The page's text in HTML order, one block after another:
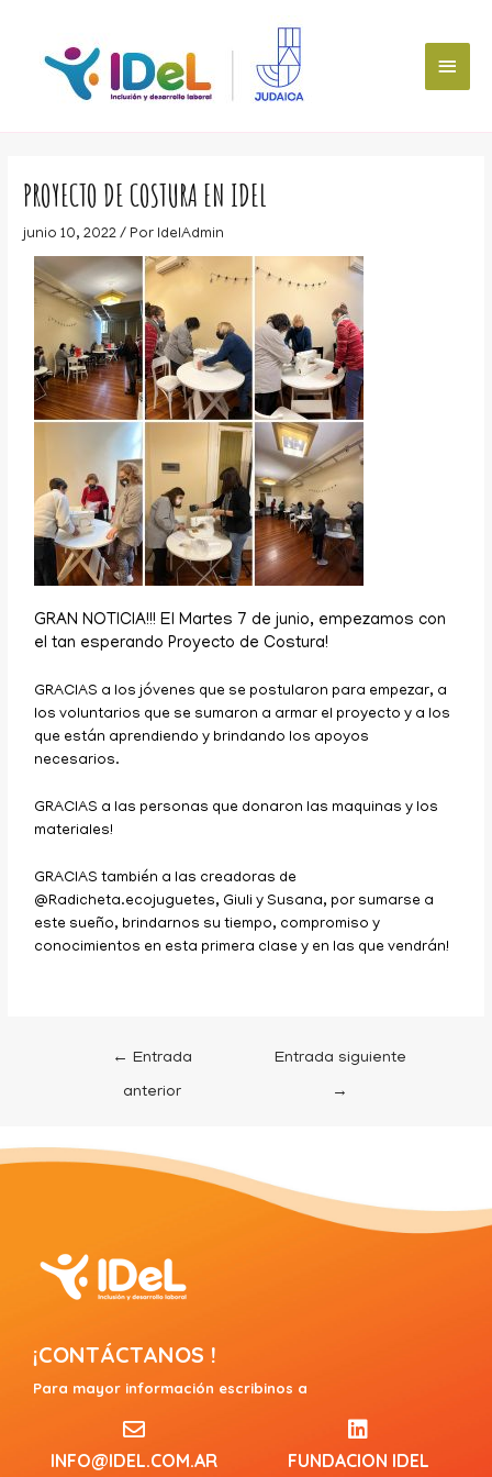
PROYECTO DE COSTURA EN IDEL
junio 10, 2022/ Por IdelAdmin
GRAN NOTICIA!!! El Martes 7 de junio, empezamos con
el tan esperando Proyecto de Costura!
GRACIAS a los jóvenes que se postularon para empezar, a
los voluntarios que se sumaron a armar el proyecto y a los
que están aprendiendo y brindando los apoyos
necesarios.
GRACIAS a las personas que donaron las maquinas y los
materiales!
GRACIAS también a las creadoras de
@Radicheta.ecojuguetes, Giuli y Susana, por sumarse a
este sueño, brindarnos su tiempo, compromiso y
conocimientos en esta primera clase y en las que vendrán!
← Entrada
anterior
Entrada siguiente
→
¡CONTÁCTANOS !
Para mayor información escribinos a
INFO@IDEL.COM.AR FUNDACION IDEL